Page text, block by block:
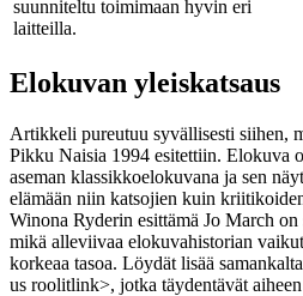
suunniteltu toimimaan hyvin eri
laitteilla.
Elokuvan yleiskatsaus
Artikkeli pureutuu syvällisesti siihen,
Pikku Naisia 1994 esitettiin. Elokuva
aseman klassikkoelokuvana ja sen
elämään niin katsojien kuin
Winona Ryderin esittämä Jo March on
mikä alleviivaa elokuvahistorian
korkeaa tasoa. Löydät lisää
us roolitlink>, jotka täydentävät